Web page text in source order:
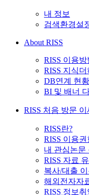
내 정보
검색환경설
About RISS
RISS 이용방
RISS 지식더
DB연계 현황
BI 및 배너
RISS 처음 방문 이
RISS란?
RISS 이용권
내 관심논문
RISS 자료
복사/대출
해외전자자
RISS 정보